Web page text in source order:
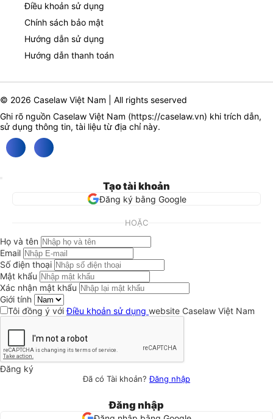
Điều khoản sử dụng
Chính sách bảo mật
Hướng dẫn sử dụng
Hướng dẫn thanh toán
© 2026 Caselaw Việt Nam | All rights seserved
Ghi rõ nguồn Caselaw Việt Nam (https://caselaw.vn) khi trích dẫn,
sử dụng thông tin, tài liệu từ địa chỉ này.
Tạo tài khoản
Đăng ký bằng Google
HOẶC
Họ và tên
Email
Số điện thoại
Mật khẩu
Xác nhận mật khẩu
Giới tính
Tôi đồng ý vớiĐiều khoản sử dụng website Caselaw Việt Nam
Đăng ký
Đã có Tài khoản?Đăng nhập
Đăng nhập